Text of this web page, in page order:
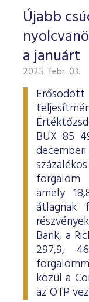
Újabb
a januárt
2025. febr. 03.
BUX 85
amely
átlagnak
Bank, a
297,9,
közül a
az OTP